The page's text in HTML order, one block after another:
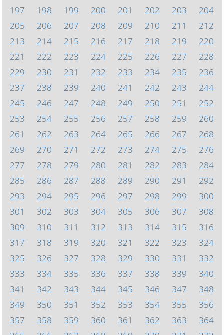
197
198 199 200 201 202 203
204
205
206 207 208 209 210 211
212
213
214 215 216 217 218 219
220
221
222 223 224 225 226 227
228
229
230 231 232 233 234 235
236
237
238 239 240 241 242 243
244
245
246 247 248 249 250 251
252
253
254 255 256 257 258 259
260
261
262 263 264 265 266 267
268
269
270 271 272 273 274 275
276
277
278 279 280 281 282 283
284
285
286 287 288 289 290 291
292
293
294 295 296 297 298 299
300
301
302 303 304 305 306 307
308
309
310 311 312 313 314 315
316
317
318 319 320 321 322 323
324
325
326 327 328 329 330 331
332
333
334 335 336 337 338 339
340
341
342 343 344 345 346 347
348
349
350 351 352 353 354 355
356
357
358 359 360 361 362 363
364